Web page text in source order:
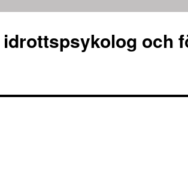
och